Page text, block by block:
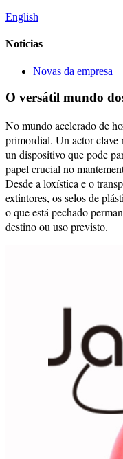
English
Noticias
Novas da empresa
O versátil mundo
No mundo acelerado de
primordial. Un actor clave
un dispositivo que pode
papel crucial no
Desde a loxística e o
extintores, os selos de
o que está pechado
destino ou uso previsto.